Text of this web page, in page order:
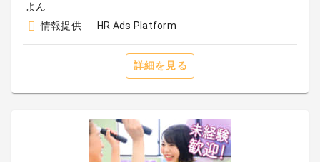
よん
情報提供
HR Ads Platform
詳細を見る